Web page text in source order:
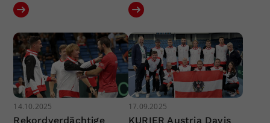
14.10.2025
Rekordverdächtige
17.09.2025
KURIER Austria Davis